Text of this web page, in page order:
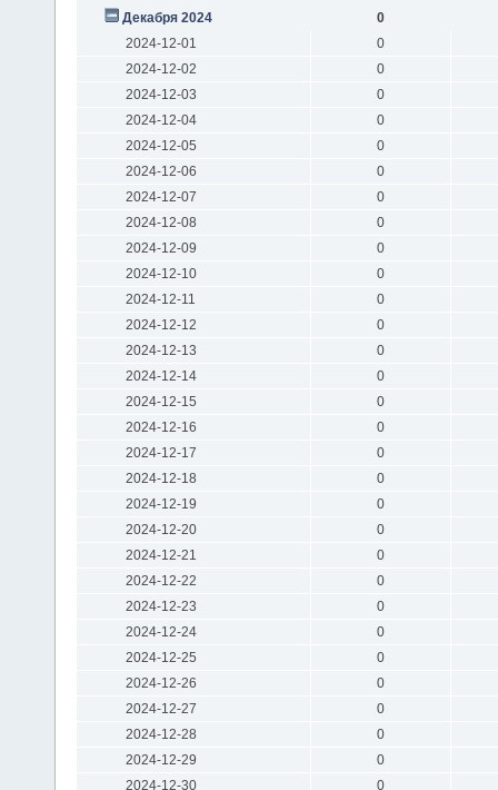
Декабря 2024
0
2024-12-01
0
2024-12-02
0
2024-12-03
0
2024-12-04
0
2024-12-05
0
2024-12-06
0
2024-12-07
0
2024-12-08
0
2024-12-09
0
2024-12-10
0
2024-12-11
0
2024-12-12
0
2024-12-13
0
2024-12-14
0
2024-12-15
0
2024-12-16
0
2024-12-17
0
2024-12-18
0
2024-12-19
0
2024-12-20
0
2024-12-21
0
2024-12-22
0
2024-12-23
0
2024-12-24
0
2024-12-25
0
2024-12-26
0
2024-12-27
0
2024-12-28
0
2024-12-29
0
2024-12-30
0